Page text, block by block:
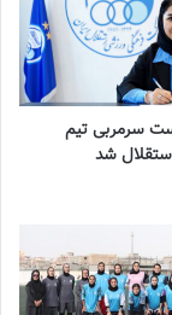
سرمربی تیم
شد